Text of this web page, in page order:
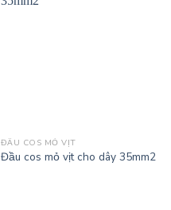
ĐẦU COS MỎ VỊT
Đầu cos mỏ vịt cho dây 35mm2